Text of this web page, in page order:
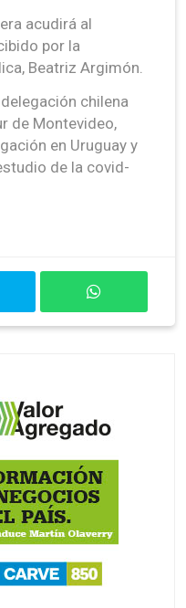
acudirá al
por la
Beatriz Argimón.
chilena
de Montevideo,
en Uruguay y
de la covid-